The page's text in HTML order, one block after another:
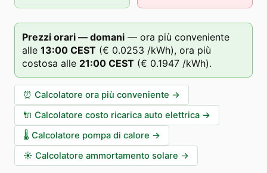
Prezzi orari — domani — ora più conveniente
alle 13:00 CEST (€ 0.0253 /kWh), ora più
costosa alle 21:00 CEST (€ 0.1947 /kWh).
⏰ Calcolatore ora più conveniente →
🔌 Calcolatore costo ricarica auto elettrica →
🌡️ Calcolatore pompa di calore →
☀️ Calcolatore ammortamento solare →